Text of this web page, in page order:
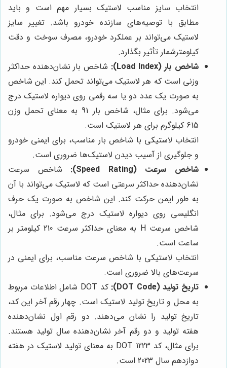
انتخاب سایز مناسب لاستیک بسیار مهم است و باید
مطابق با توصیه‌های سازنده خودرو باشد. تغییر سایز
لاستیک می‌تواند بر عملکرد خودرو، مصرف سوخت و دقت
کیلومترشمار تأثیر بگذارد.
شاخص بار (Load Index):
شاخص بار نشان‌دهنده حداکثر
وزنی است که هر لاستیک می‌تواند تحمل کند. این شاخص
به صورت یک عدد دو یا سه رقمی روی دیواره لاستیک درج
می‌شود. برای مثال، شاخص بار 91 به معنای تحمل وزن
615 کیلوگرم برای هر لاستیک است.
انتخاب لاستیکی با شاخص بار مناسب، برای ایمنی خودرو
و جلوگیری از آسیب دیدن لاستیک‌ها ضروری است.
شاخص سرعت (Speed Rating):
شاخص سرعت
نشان‌دهنده حداکثر سرعتی است که لاستیک می‌تواند با آن
به طور ایمن حرکت کند. این شاخص به صورت یک حرف
انگلیسی روی دیواره لاستیک درج می‌شود. برای مثال،
شاخص سرعت H به معنای حداکثر سرعت 210 کیلومتر بر
ساعت است.
انتخاب لاستیکی با شاخص سرعت مناسب، برای ایمنی در
سرعت‌های بالا ضروری است.
تاریخ تولید (DOT Code):
کد DOT شامل اطلاعات مربوط
به محل و تاریخ تولید لاستیک است. چهار رقم آخر این کد،
تاریخ تولید را نشان می‌دهند. دو رقم اول نشان‌دهنده
هفته تولید و دو رقم آخر نشان‌دهنده سال تولید هستند.
برای مثال، کد DOT 1223 به معنای تولید لاستیک در هفته
دوازدهم سال 2023 است.